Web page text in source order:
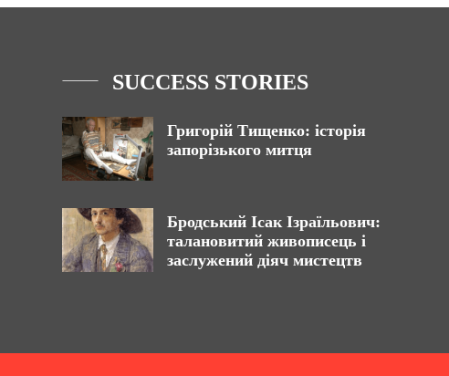
SUCCESS STORIES
Григорій Тищенко: історія
запорізького митця
Бродський Ісак Ізраїльович:
талановитий живописець і
заслужений діяч мистецтв